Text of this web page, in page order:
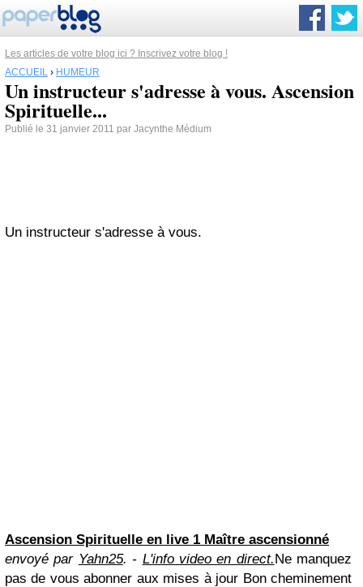
Les articles de votre blog ici ? Inscrivez votre blog !
ACCUEIL › HUMEUR
Un instructeur s'adresse à vous. Ascension
Spirituelle...
Publié le 31 janvier 2011 par Jacynthe Médium
Un instructeur s'adresse à vous.
Ascension Spirituelle en live 1 Maître ascensionné
envoyé par Yahn25. - L'info video en direct.Ne manquez
pas de vous abonner aux mises à jour Bon cheminement